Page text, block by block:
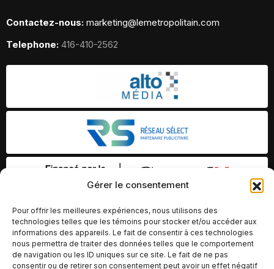
Gérer le consentement
Pour offrir les meilleures expériences, nous utilisons des
technologies telles que les témoins pour stocker et/ou accéder aux
informations des appareils. Le fait de consentir à ces technologies
nous permettra de traiter des données telles que le comportement
de navigation ou les ID uniques sur ce site. Le fait de ne pas
consentir ou de retirer son consentement peut avoir un effet négatif
Contactez-nous: marketing@lemetropolitain.com
Telephone: 416-410-2562